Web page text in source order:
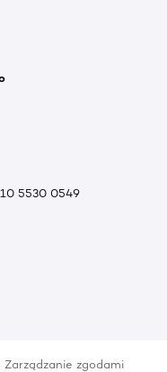
5530 0549
Zarządzanie zgodami